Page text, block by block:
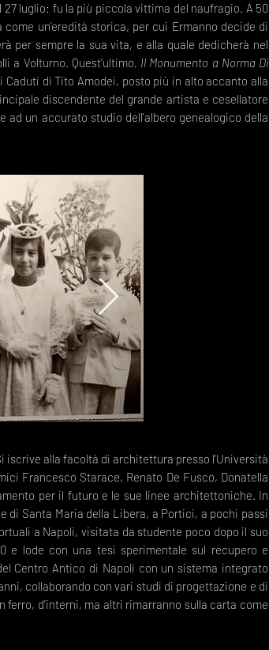
luglio: fu la più piccola vittima del naufragio. A 50
un’eredità storica, per cui Ermanno decide di
per sempre la sua vita, e alla quale dedicherà nel
a Volturno. Quest’ultimo, Il Monumento a Norma Di
di Tito Amodei, posto più in alto accanto alla
discendente del grande artista e cesellatore
ad un accurato studio dell'albero genealogico della
iscrive alla facoltà di architettura presso l’Università
Francesco Starace, Renato De Fusco, Donatella
per il futuro e le sue linee architettoniche. In
di Santa Maria della Libera, a Portici, a pochi passi
a Napoli, visitata da studente poco dopo il suo
e lode con una tesi sperimentale sul recupero e
Centro Antico di Napoli con un sistema integrato
collaborando con vari studi di progettazione e di
d’interni, ma altri rimarranno sulla carta come